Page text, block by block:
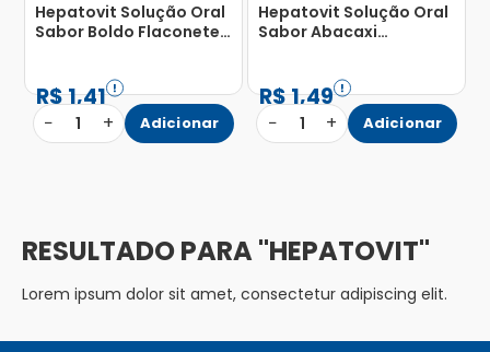
Hepatovit Solução Oral
Sabor Boldo Flaconete
R$1,41
− 1 + Adicionar
Hepatovit Solução Oral
Sabor Abacaxi
R$1,49
− 1 + Adicionar
HEPATOVIT
Lorem ipsum dolor sit amet, consectetur adipiscing elit.